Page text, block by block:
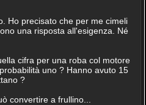
Ho precisato che per me cimeli
una risposta all'esigenza. Né
cifra per una roba col motore
uno ? Hanno avuto 15
?
convertire a frullino...